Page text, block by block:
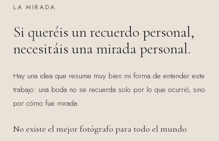
LA MIRADA
Si queréis un recuerdo personal,
necesitáis una mirada personal.
Hay una idea que resume muy bien mi forma de entender este
trabajo: una boda no se recuerda solo por lo que ocurrió, sino
por cómo fue mirada.
No existe el mejor fotógrafo para todo el mundo